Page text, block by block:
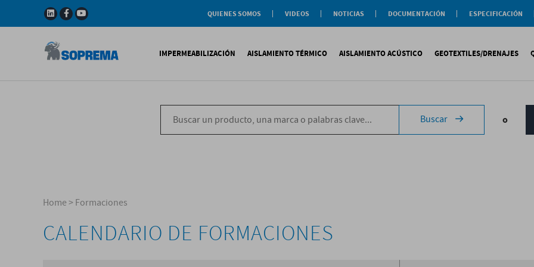
QUIENES SOMOS
VIDEOS
NOTICIAS
DOCUMENTACIÓN
Documentación General
ESPECIFICACIÓN
Certificaciones
IMPERMEABILIZACIÓN
Impermeabilización Bituminosa
Impermeabilización Sintética
Impermeabilización Líquida
AISLAMIENTO TÉRMICO
XPS
Texlosa
PIR
AISLAMIENTO ACÚSTICO
Tecsound®
Texfon
Texsilen
GEOTEXTILES/DRENAJES
Geotextiles
Drenajes
Buscar o
Home>Formaciones
CALENDARIO DE FORMACIONES